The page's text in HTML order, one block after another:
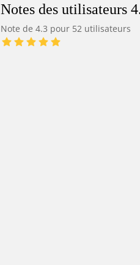
Notes des utilisateurs
Note de 4.3 pour 52 utilisateurs